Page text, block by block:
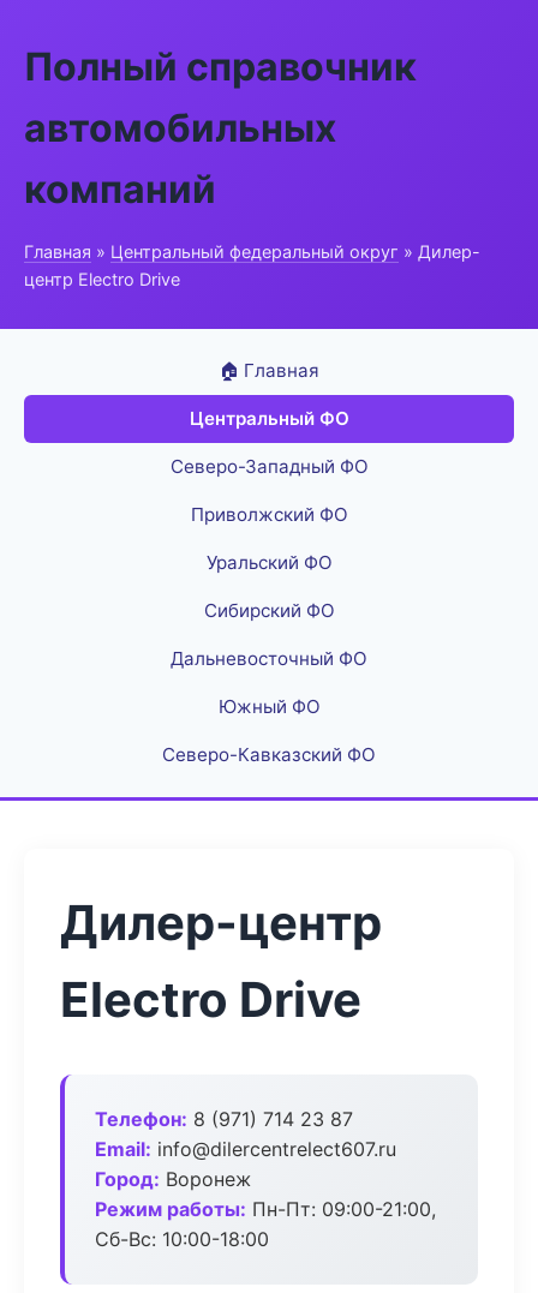
Полный справочник
автомобильных
компаний
Главная » Центральный федеральный округ » Дилер-
центр Electro Drive
🏠 Главная
Центральный ФО
Северо-Западный ФО
Приволжский ФО
Уральский ФО
Сибирский ФО
Дальневосточный ФО
Южный ФО
Северо-Кавказский ФО
Дилер-центр
Electro Drive
Телефон: 8 (971) 714 23 87
Email: info@dilercentrelect607.ru
Город: Воронеж
Режим работы: Пн-Пт: 09:00-21:00,
Сб-Вс: 10:00-18:00